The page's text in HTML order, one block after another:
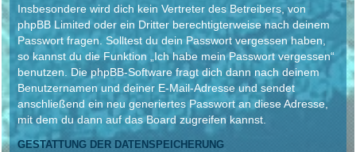
Insbesondere wird dich kein Vertreter des Betreibers, von
phpBB Limited oder ein Dritter berechtigterweise nach deinem
Passwort fragen. Solltest du dein Passwort vergessen haben,
so kannst du die Funktion „Ich habe mein Passwort vergessen“
benutzen. Die phpBB-Software fragt dich dann nach deinem
Benutzernamen und deiner E-Mail-Adresse und sendet
anschließend ein neu generiertes Passwort an diese Adresse,
mit dem du dann auf das Board zugreifen kannst.
GESTATTUNG DER DATENSPEICHERUNG